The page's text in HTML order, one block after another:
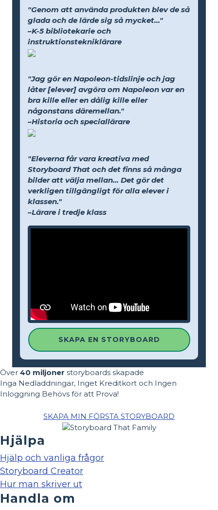
"Genom att använda produkten blev de så
glada och de lärde sig så mycket..."
–K-5 bibliotekarie och
instruktionstekniklärare
"Jag gör en Napoleon-tidslinje och jag
låter [elever] avgöra om Napoleon var en
bra kille eller en dålig kille eller
någonstans däremellan."
–Historia och speciallärare
"Eleverna får vara kreativa med
Storyboard That och det finns så många
bilder att välja mellan... Det gör det
verkligen tillgängligt för alla elever i
klassen."
–Lärare i tredje klass
SKAPA EN STORYBOARD
Över 40 miljoner storyboards skapade
Inga Nedladdningar, Inget Kreditkort och Ingen
Inloggning Behövs för att Prova!
SKAPA MIN FÖRSTA STORYBOARD
Hjälpa
Hjälp och vanliga frågor
Storyboard Creator
Hur man skriver ut
Handla om